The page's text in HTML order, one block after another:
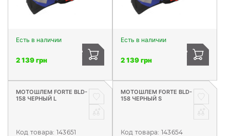
Есть в наличии
2 139 грн
Есть в наличии
2 139 грн
МОТОШЛЕМ FORTE BLD-
158 ЧЕРНЫЙ L
Код товара: 143651
МОТОШЛЕМ FORTE BLD-
158 ЧЕРНЫЙ S
Код товара: 143654